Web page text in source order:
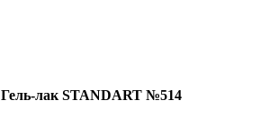
Гель-лак STANDART №514